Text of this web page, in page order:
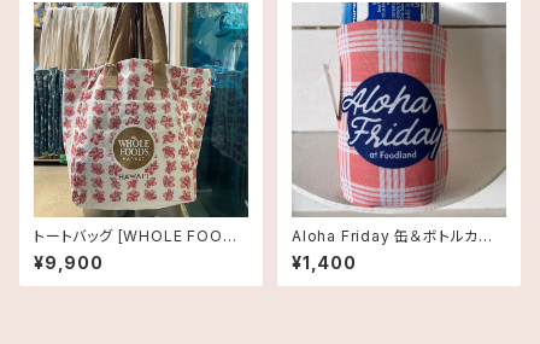
トートバッグ [WHOLE FOODS
MARKET]ホールフーズマーケ
ット オーガニックショッピングバ
ッグ プルメリア
¥9,900
Aloha Friday 缶＆ボトルカバ
ー｜Foodland限定デザイン
¥1,400